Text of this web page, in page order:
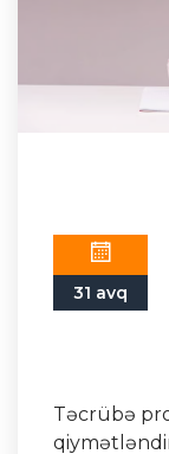
31 avq
Təcrübə